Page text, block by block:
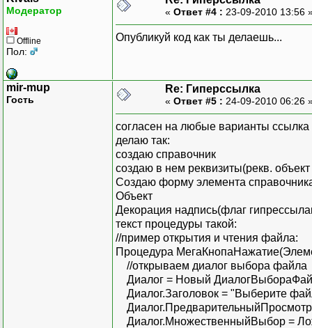
Модератор
Offline
Пол:
« Ответ #4 : 23-09-2010 13:56
Опубликуй код как ты делаешь...
mir-mup
Гость
Re: Гиперссылка
« Ответ #5 : 24-09-2010 06:26
согласен на любые варианты ссылка
делаю так:
создаю справочник
создаю в нем реквизиты(рекв.
Создаю форму элемента
Объект
Декорация надпись(флаг
текст процедуры такой:
//пример открытия и чтения файла:
Процедура
//открываем диалог выбора файла
Диалог = Новый
Диалог.Заголовок = "Выберите
Диалог.МножественныйВыбор =